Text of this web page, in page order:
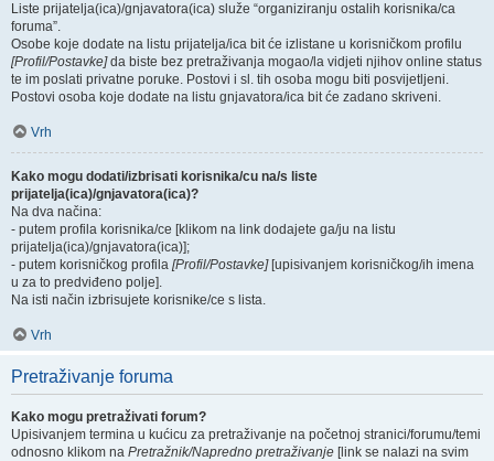
Liste prijatelja(ica)/gnjavatora(ica) služe “organiziranju ostalih korisnika/ca
foruma”.
Osobe koje dodate na listu prijatelja/ica bit će izlistane u korisničkom profilu
[Profil/Postavke]da biste bez pretraživanja mogao/la vidjeti njihov online status
te im poslati privatne poruke. Postovi i sl. tih osoba mogu biti posvijetljeni.
Postovi osoba koje dodate na listu gnjavatora/ica bit će zadano skriveni.
Vrh
Kako mogu dodati/izbrisati korisnika/cu na/s liste
prijatelja(ica)/gnjavatora(ica)?
Na dva načina:
- putem profila korisnika/ce [klikom na link dodajete ga/ju na listu
prijatelja(ica)/gnjavatora(ica)];
- putem korisničkog profila [Profil/Postavke][upisivanjem korisničkog/ih imena
u za to predviđeno polje].
Na isti način izbrisujete korisnike/ce s lista.
Vrh
Pretraživanje foruma
Kako mogu pretraživati forum?
Upisivanjem termina u kućicu za pretraživanje na početnoj stranici/forumu/temi
odnosno klikom na Pretražnik/Napredno pretraživanje [link se nalazi na svim